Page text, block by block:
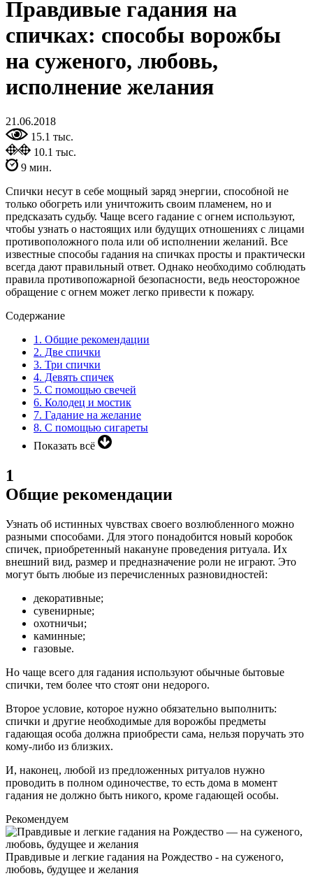
Правдивые гадания на
спичках: способы ворожбы
на суженого, любовь,
исполнение желания
21.06.2018
15.1 тыс.
10.1 тыс.
9 мин.
Спички несут в себе мощный заряд энергии, способной не
только обогреть или уничтожить своим пламенем, но и
предсказать судьбу. Чаще всего гадание с огнем используют,
чтобы узнать о настоящих или будущих отношениях с лицами
противоположного пола или об исполнении желаний. Все
известные способы гадания на спичках просты и практически
всегда дают правильный ответ. Однако необходимо соблюдать
правила противопожарной безопасности, ведь неосторожное
обращение с огнем может легко привести к пожару.
Содержание
1. Общие рекомендации
2. Две спички
3. Три спички
4. Девять спичек
5. С помощью свечей
6. Колодец и мостик
7. Гадание на желание
8. С помощью сигареты
Показать всё
1
Общие рекомендации
Узнать об истинных чувствах своего возлюбленного можно
разными способами. Для этого понадобится новый коробок
спичек, приобретенный накануне проведения ритуала. Их
внешний вид, размер и предназначение роли не играют. Это
могут быть любые из перечисленных разновидностей:
декоративные;
сувенирные;
охотничьи;
каминные;
газовые.
Но чаще всего для гадания используют обычные бытовые
спички, тем более что стоят они недорого.
Второе условие, которое нужно обязательно выполнить:
спички и другие необходимые для ворожбы предметы
гадающая особа должна приобрести сама, нельзя поручать это
кому-либо из близких.
И, наконец, любой из предложенных ритуалов нужно
проводить в полном одиночестве, то есть дома в момент
гадания не должно быть никого, кроме гадающей особы.
Рекомендуем
Правдивые и легкие гадания на Рождество - на суженого,
любовь, будущее и желания